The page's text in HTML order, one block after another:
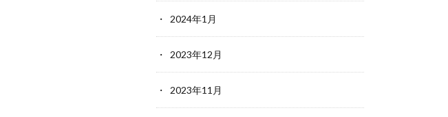
2024年1月
2023年12月
2023年11月